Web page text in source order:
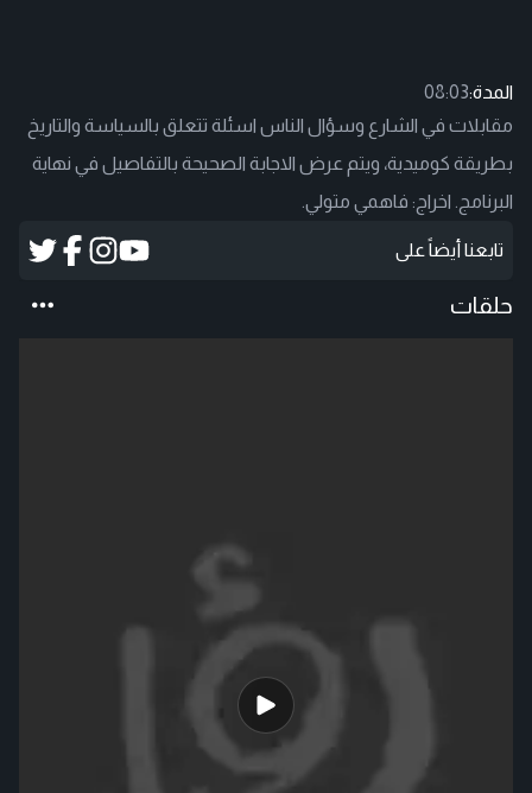
المدة:08:03
مقابلات في الشارع وسؤال الناس اسئلة تتعلق بالسياسة والتاريخ
بطريقة كوميدية، ويتم عرض الاجابة الصحيحة بالتفاصيل في نهاية
البرنامج. اخراج: فاهمي متولي.
تابعنا أيضاً على
حلقات